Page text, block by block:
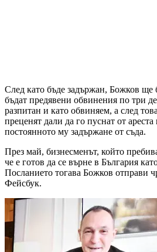
След като бъде задържан, Божков ще
бъдат предявени обвинения по три
разпитан и като обвиняем, а след
преценят дали да го пуснат от
постоянното му задържане от съда.
През май, бизнесменът, който
че е готов да се върне в България
Посланието тогава Божков отправи
Фейсбук.